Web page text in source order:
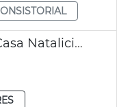
Declaración patrimonial Casa Natalicia San Vicente Ferrer y Teatro Olympia València